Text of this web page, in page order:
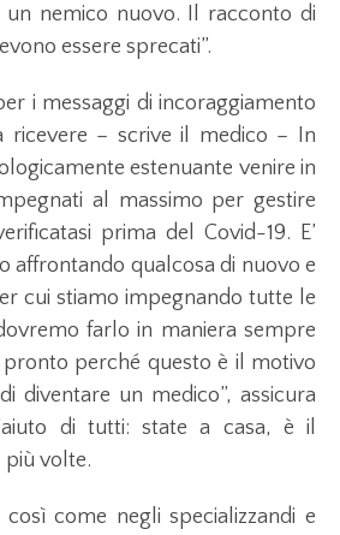
nemico nuovo. Il racconto di
essere sprecati”.
i messaggi di incoraggiamento
ricevere – scrive il medico – In
estenuante venire in
al massimo per gestire
prima del Covid-19. E’
affrontando qualcosa di nuovo e
cui stiamo impegnando tutte le
farlo in maniera sempre
perché questo è il motivo
diventare un medico”, assicura
di tutti: state a casa, è il
più volte.
come negli specializzandi e